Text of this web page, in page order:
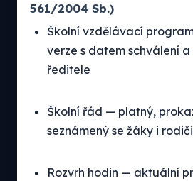
561/2004 Sb.)
Školní vzdělávací
verze s datem schválení
ředitele
Školní řád — platný,
seznámený se žáky i rodiči
Rozvrh hodin — aktuální